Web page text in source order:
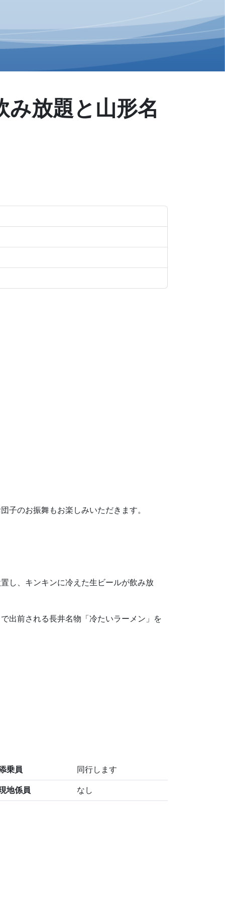
放題と山形名
子のお振舞もお楽しみいただきます。
し、キンキンに冷えた生ビールが飲み放
出前される長井名物「冷たいラーメン」を
乗員 同行します
地係員 なし